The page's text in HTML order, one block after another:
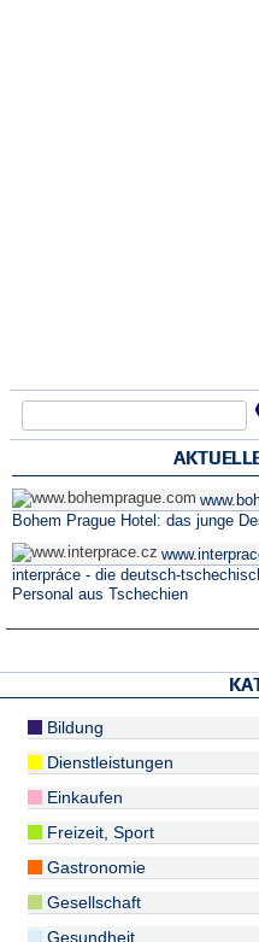
Bohem Prague Hotel: das junge
interpráce - die deutsch-
Personal aus Tschechien
Bildung
Dienstleistungen
Einkaufen
Freizeit, Sport
Gastronomie
Gesellschaft
Gesundheit